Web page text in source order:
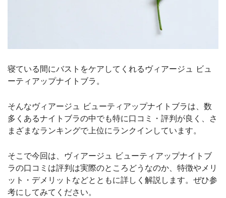
寝ている間にバストをケアしてくれるヴィアージュ ビュ
ーティアップナイトブラ。
そんなヴィアージュ ビューティアップナイトブラは、数
多くあるナイトブラの中でも特に口コミ・評判が良く、さ
まざまなランキングで上位にランクインしています。
そこで今回は、ヴィアージュ ビューティアップナイトブ
ラの口コミは評判は実際のところどうなのか、特徴やメリ
ット・デメリットなどとともに詳しく解説します。ぜひ参
考にしてみてください。